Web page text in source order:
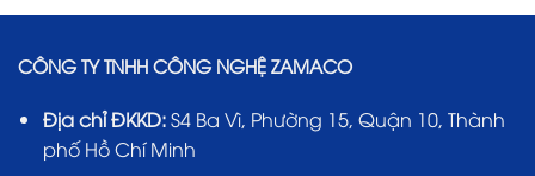
CÔNG TY TNHH CÔNG NGHỆ ZAMACO
Địa chỉ ĐKKD:S4 Ba Vì, Phường 15, Quận 10, Thành
phố Hồ Chí Minh